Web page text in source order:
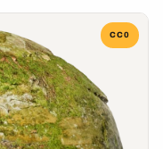
CC0